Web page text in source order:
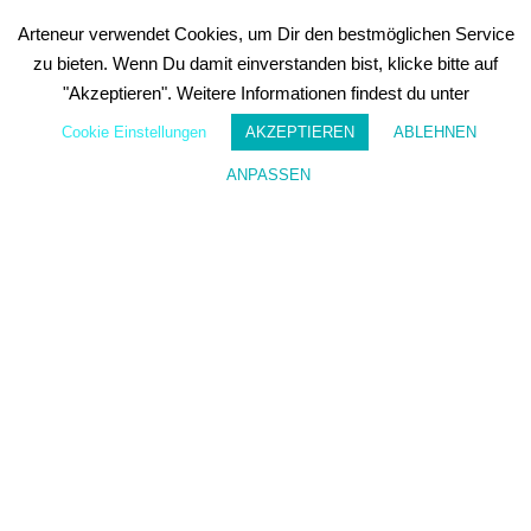
ti
o
n
Arteneur verwendet Cookies, um Dir den bestmöglichen Service
zu bieten. Wenn Du damit einverstanden bist, klicke bitte auf
"Akzeptieren". Weitere Informationen findest du unter
Cookie Einstellungen AKZEPTIEREN ABLEHNEN
ANPASSEN